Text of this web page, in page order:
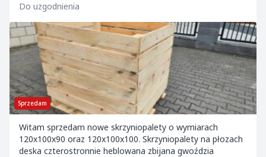
Do uzgodnienia
Sprzedam
Witam sprzedam nowe skrzyniopalety o wymiarach
120x100x90 oraz 120x100x100. Skrzyniopalety na płozach
deska czterostronnie heblowana zbijana gwoździa